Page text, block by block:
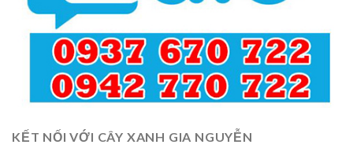
KẾT NỐI VỚI CÂY XANH GIA NGUYỄN